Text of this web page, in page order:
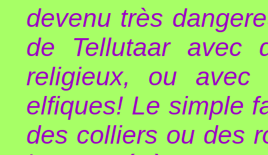
devenu très
de Tellutaar avec
religieux, ou avec
elfiques! Le simple
des colliers ou des